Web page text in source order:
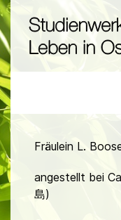
Fräulein L.
angestellt bei
島)